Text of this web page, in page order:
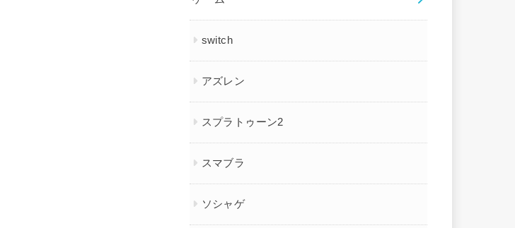
switch
アズレン
スプラトゥーン2
スマブラ
ソシャゲ